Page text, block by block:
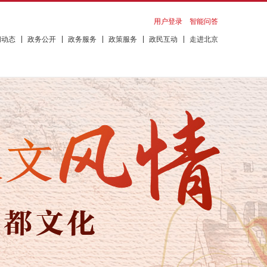
态 政务公开 政务服务 政策服务 政民互动 走进北京
用户登录 智能问答